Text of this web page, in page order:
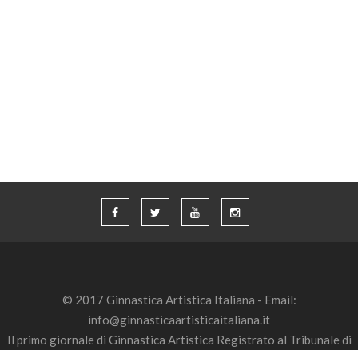
© 2017 Ginnastica Artistica Italiana - Email:
info@ginnasticaartisticaitaliana.it
Il primo giornale di Ginnastica Artistica Registrato al Tribunale di